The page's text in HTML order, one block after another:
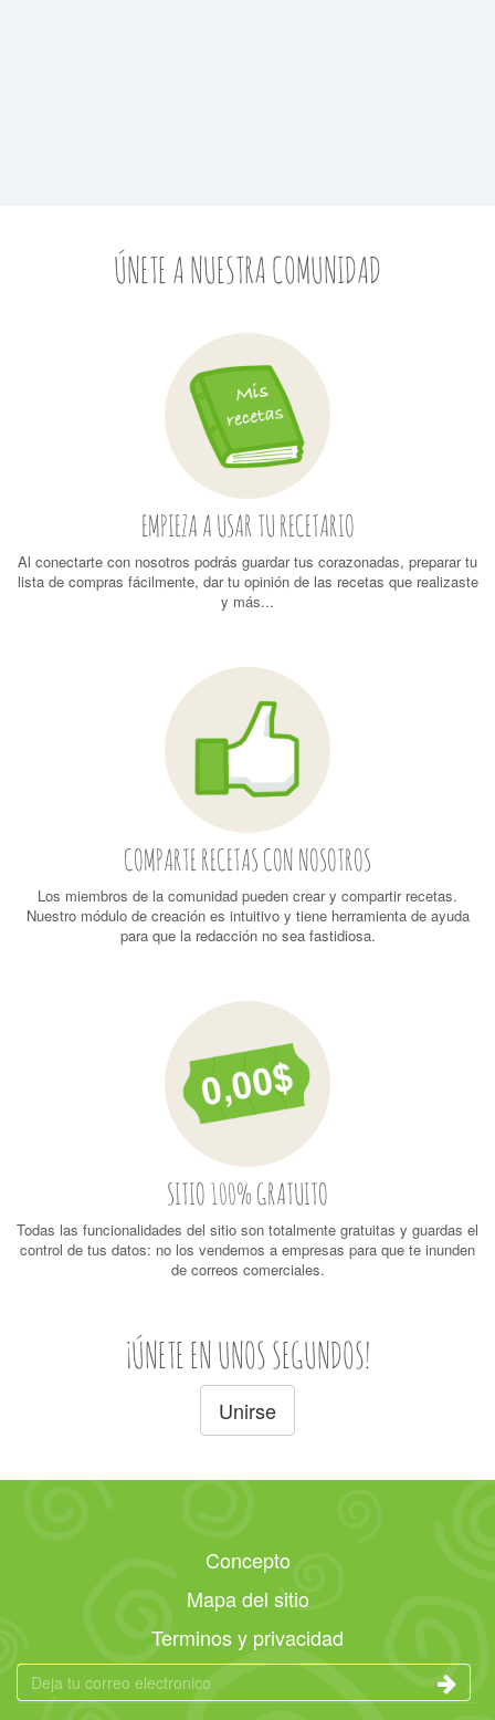
ÚNETE A NUESTRA COMUNIDAD
EMPIEZA A USAR TU RECETARIO
Al conectarte con nosotros podrás guardar tus corazonadas, preparar tu
lista de compras fácilmente, dar tu opinión de las recetas que realizaste
y más...
COMPARTE RECETAS CON NOSOTROS
Los miembros de la comunidad pueden crear y compartir recetas.
Nuestro módulo de creación es intuitivo y tiene herramienta de ayuda
para que la redacción no sea fastidiosa.
SITIO 100% GRATUITO
Todas las funcionalidades del sitio son totalmente gratuitas y guardas el
control de tus datos: no los vendemos a empresas para que te inunden
de correos comerciales.
¡ÚNETE EN UNOS SEGUNDOS!
Unirse
Concepto
Mapa del sitio
Terminos y privacidad